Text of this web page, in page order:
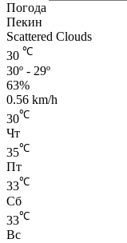
Погода
Пекин
Scattered Clouds
30 ℃
30º - 29º
63%
0.56 km/h
30℃
Чт
35℃
Пт
33℃
Сб
33℃
Вс